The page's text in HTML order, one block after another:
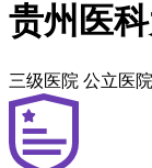
贵州医
三级医院 公立医院